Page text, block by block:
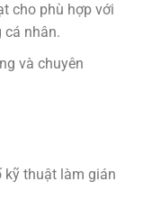
cho phù hợp với
cá nhân.
và chuyên
kỹ thuật làm gián